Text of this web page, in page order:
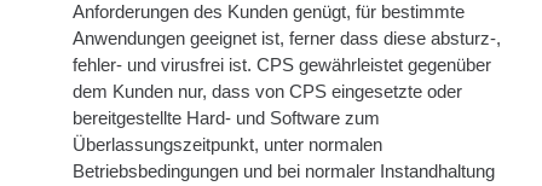
Anforderungen des Kunden genügt, für bestimmte
Anwendungen geeignet ist, ferner dass diese absturz-,
fehler- und virusfrei ist. CPS gewährleistet gegenüber
dem Kunden nur, dass von CPS eingesetzte oder
bereitgestellte Hard- und Software zum
Überlassungszeitpunkt, unter normalen
Betriebsbedingungen und bei normaler Instandhaltung